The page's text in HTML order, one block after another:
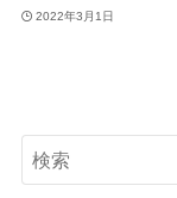
2022年3月1日